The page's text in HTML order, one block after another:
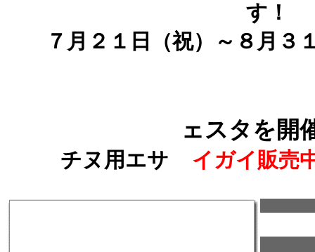
す
７月２１日（祝）
ェスタ を開
チヌ用エサ イガイ販売